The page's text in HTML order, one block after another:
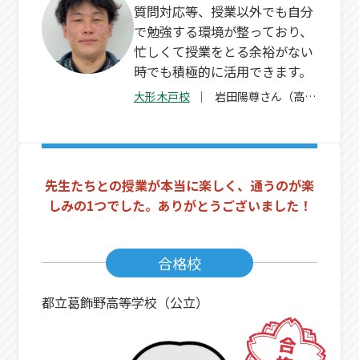
質問対応等、授業以外でも自分
で勉強する環境が整っており、
忙しくて授業をとる余裕がない
時でも積極的に活用できます。
大形木戸校
岩田陽尊さん（高
先生たちとの授業が本当に楽しく、通うのが楽
しみの1つでした。ありがとうございました！
合格校
都立葛飾野高等学校（公立）